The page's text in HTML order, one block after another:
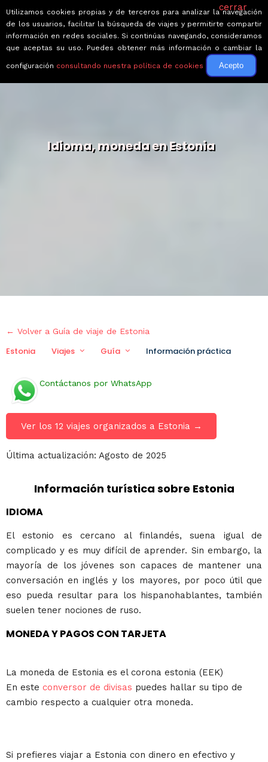
Idioma, moneda en Estonia
← Volver a Guía de viaje de Estonia
Estonia Viajes Guía Información práctica
Contáctanos por WhatsApp
Ver los 12 viajes organizados a Estonia →
Última actualización: Agosto de 2025
Información turística sobre Estonia
IDIOMA
El estonio es cercano al finlandés, suena igual de
complicado y es muy difícil de aprender. Sin embargo, la
mayoría de los jóvenes son capaces de mantener una
conversación en inglés y los mayores, por poco útil que
eso pueda resultar para los hispanohablantes, también
suelen tener nociones de ruso.
MONEDA Y PAGOS CON TARJETA
La moneda de Estonia es el corona estonia (EEK)
En este conversor de divisas puedes hallar su tipo de
cambio respecto a cualquier otra moneda.
Si prefieres viajar a Estonia con dinero en efectivo y
cerrar
Utilizamos cookies propias y de terceros para analizar la navegación
de los usuarios, facilitar la búsqueda de viajes y permitirte compartir
información en redes sociales. Si continúas navegando, consideramos
que aceptas su uso. Puedes obtener más información o cambiar la
configuración consultando nuestra política de cookies Acepto